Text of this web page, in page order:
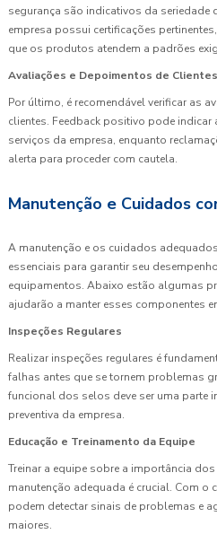
segurança são indicativos da seriedade
empresa possui certificações
que os produtos atendem a padrões
Avaliações e Depoimentos de Clientes
Por último, é recomendável verificar as
clientes. Feedback positivo pode
serviços da empresa, enquanto
alerta para proceder com cautela.
Manutenção e Cuidados
A manutenção e os cuidados
essenciais para garantir seu
equipamentos. Abaixo estão algumas
ajudarão a manter esses componentes
Inspeções Regulares
Realizar inspeções regulares é
falhas antes que se tornem problemas
funcional dos selos deve ser uma parte
preventiva da empresa.
Educação e Treinamento da Equipe
Treinar a equipe sobre a importância
manutenção adequada é crucial. Com o
podem detectar sinais de problemas e
maiores.